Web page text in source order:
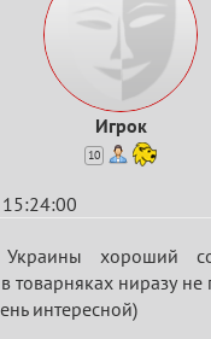
Игрок
10
хороший
товарняках ниразу
интересной)